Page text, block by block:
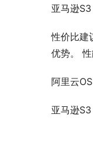
亚马逊
性价比建
优势。 性
阿里云
亚马逊